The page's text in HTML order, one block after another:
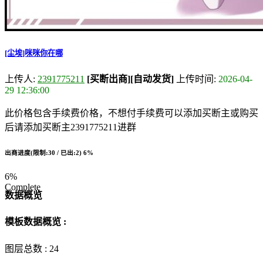
[尘埃]咪咪你在哪
上传人: 2391775211 [买断出商][自动发货] 上传时间: 2026-04-
29 12:36:00
此价格包含手续费价格，不想付手续费可以添加买断主或购买
后请添加买断主2391775211进群
出商进度(限制:30 / 已出:2) 6%
6%
Complete
数据概览
模板数据概览 :
图层总数 : 24